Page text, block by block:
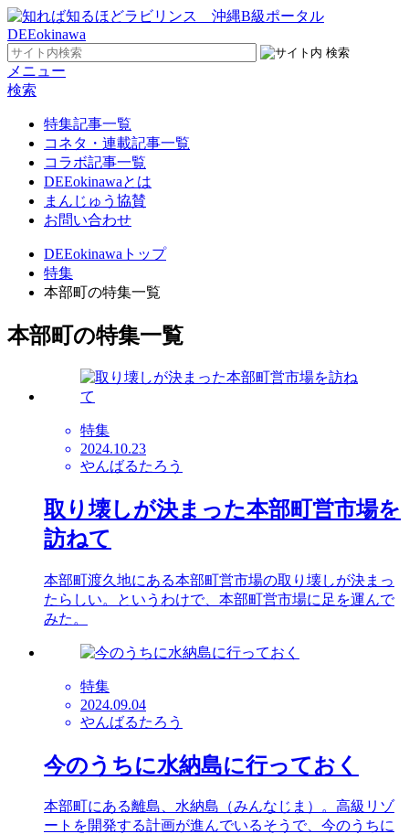
メニュー
検索
特集記事一覧
コネタ・連載記事一覧
コラボ記事一覧
DEEokinawaとは
まんじゅう協賛
お問い合わせ
DEEokinawaトップ
特集
本部町の特集一覧
本部町の特集一覧
特集
2024.10.23
やんばるたろう
取り壊しが決まった本部町営市場を
訪ねて
本部町渡久地にある本部町営市場の取り壊しが決まっ
たらしい。というわけで、本部町営市場に足を運んで
みた。
特集
2024.09.04
やんばるたろう
今のうちに水納島に行っておく
本部町にある離島、水納島（みんなじま）。高級リゾ
ートを開発する計画が進んでいるそうで、今のうちに